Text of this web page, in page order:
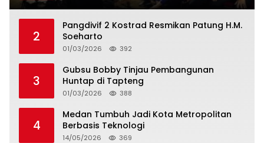
2
Pangdivif 2 Kostrad Resmikan Patung H.M.
Soeharto
01/03/2026 392
3
Gubsu Bobby Tinjau Pembangunan
Huntap di Tapteng
01/03/2026 388
4
Medan Tumbuh Jadi Kota Metropolitan
Berbasis Teknologi
14/05/2026 369